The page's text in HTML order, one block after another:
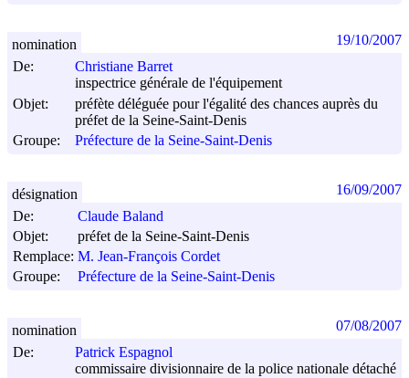
De:
Christiane Barret
inspectrice générale de l'équipement
Objet:
préfète déléguée pour l'égalité des chances auprès du
préfet de la Seine-Saint-Denis
Groupe:
Préfecture de la Seine-Saint-Denis
nomination 19/10/2007
De:
Claude Baland
Objet:
préfet de la Seine-Saint-Denis
Remplace: M. Jean-François Cordet
Groupe:
Préfecture de la Seine-Saint-Denis
désignation 16/09/2007
De:
Patrick Espagnol
commissaire divisionnaire de la police nationale détaché
nomination 07/08/2007